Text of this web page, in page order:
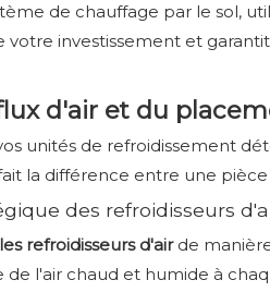
de chauffage par le sol,
votre investissement et
d'air et du
unités de refroidissement
la différence entre une
des refroidisseurs
les refroidisseurs d'air de
de l'air chaud et humide à